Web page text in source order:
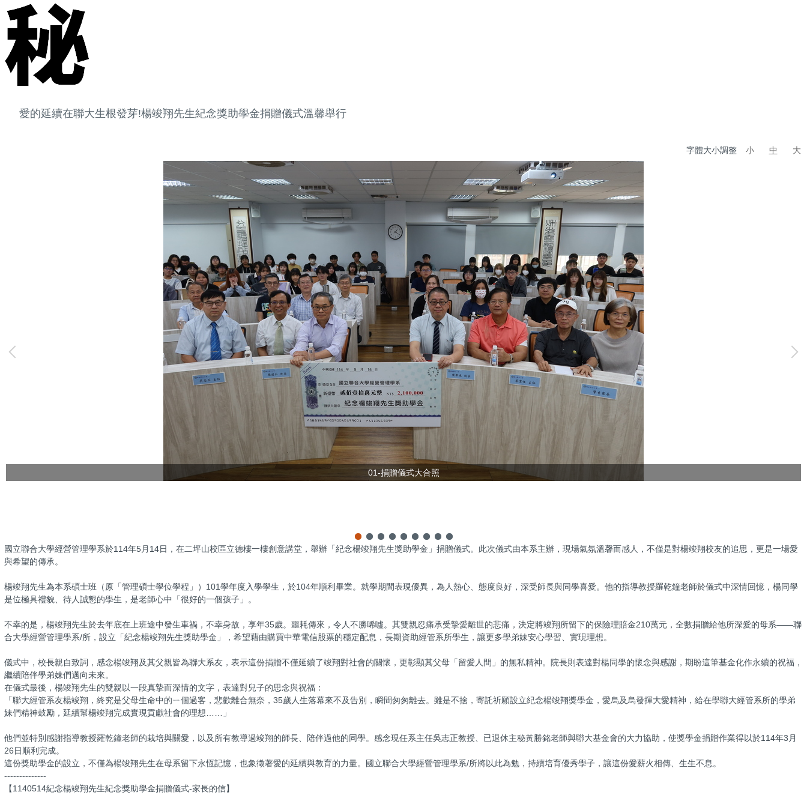
愛的延續在聯大生根發芽!楊竣翔先生紀念獎助學金捐贈儀式溫馨舉行
字體大小調整 小 中 大
01-捐贈儀式大合照
國立聯合大學經營管理學系於114年5月14日，在二坪山校區立德樓一樓創意講堂，舉辦「紀念楊竣翔先生獎助學金」捐贈儀式。此次儀式由本系主辦，現場氣氛溫馨而感人，不僅是對楊竣翔校友的追思，更是一場愛
與希望的傳承。
楊竣翔先生為本系碩士班（原「管理碩士學位學程」）101學年度入學學生，於104年順利畢業。就學期間表現優異，為人熱心、態度良好，深受師長與同學喜愛。他的指導教授羅乾鐘老師於儀式中深情回憶，楊同學
是位極具禮貌、待人誠懇的學生，是老師心中「很好的一個孩子」。
不幸的是，楊竣翔先生於去年底在上班途中發生車禍，不幸身故，享年35歲。噩耗傳來，令人不勝唏噓。其雙親忍痛承受摯愛離世的悲痛，決定將竣翔所留下的保險理賠金210萬元，全數捐贈給他所深愛的母系——聯
合大學經營管理學系/所，設立「紀念楊竣翔先生獎助學金」，希望藉由購買中華電信股票的穩定配息，長期資助經管系所學生，讓更多學弟妹安心學習、實現理想。
儀式中，校長親自致詞，感念楊竣翔及其父親皆為聯大系友，表示這份捐贈不僅延續了竣翔對社會的關懷，更彰顯其父母「留愛人間」的無私精神。院長則表達對楊同學的懷念與感謝，期盼這筆基金化作永續的祝福，
繼續陪伴學弟妹們邁向未來。
在儀式最後，楊竣翔先生的雙親以一段真摯而深情的文字，表達對兒子的思念與祝福：
「聯大經管系友楊竣翔，終究是父母生命中的ㄧ個過客，悲歡離合無奈，35歲人生落幕來不及告別，瞬間匆匆離去。雖是不捨，寄託祈願設立紀念楊竣翔獎學金，愛烏及烏發揮大愛精神，給在學聯大經管系所的學弟
妹們精神鼓勵，延續幫楊竣翔完成實現貢獻社會的理想……」
他們並特別感謝指導教授羅乾鐘老師的栽培與關愛，以及所有教導過竣翔的師長、陪伴過他的同學。感念現任系主任吳志正教授、已退休主秘黃勝銘老師與聯大基金會的大力協助，使獎學金捐贈作業得以於114年3月
26日順利完成。
這份獎助學金的設立，不僅為楊竣翔先生在母系留下永恆記憶，也象徵著愛的延續與教育的力量。國立聯合大學經營管理學系/所將以此為勉，持續培育優秀學子，讓這份愛薪火相傳、生生不息。
--------------
【1140514紀念楊竣翔先生紀念獎助學金捐贈儀式-家長的信】